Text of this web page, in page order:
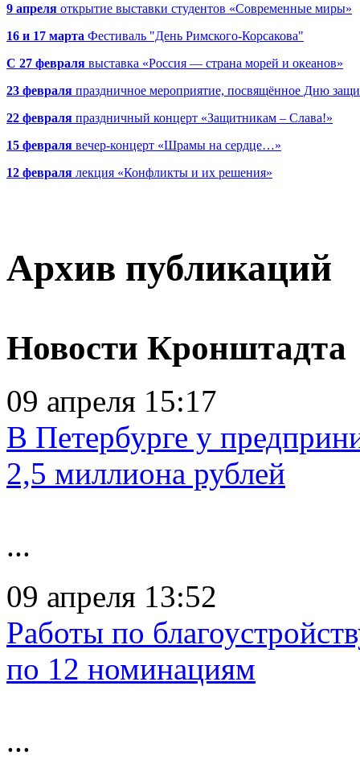
9 апреля открытие выставки студентов «Современные миры»
16 и 17 марта Фестиваль "День Римского-Корсакова"
С 27 февраля выставка «Россия — страна морей и океанов»
23 февраля праздничное мероприятие, посвящённое Дню
22 февраля праздничный концерт «Защитникам – Слава!»
15 февраля вечер-концерт «Шрамы на сердце…»
12 февраля лекция «Конфликты и их решения»
Архив публикаций
Новости Кронштадта
09 апреля 15:17
В Петербурге у
2,5 миллиона рублей
...
09 апреля 13:52
Работы по
по 12 номинациям
...